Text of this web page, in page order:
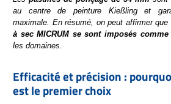
au centre de peinture Kießling et
maximale. En résumé, on peut affirmer que
à sec MICRUM se sont imposés
les domaines.
Efficacité et précision :
est le premier choix